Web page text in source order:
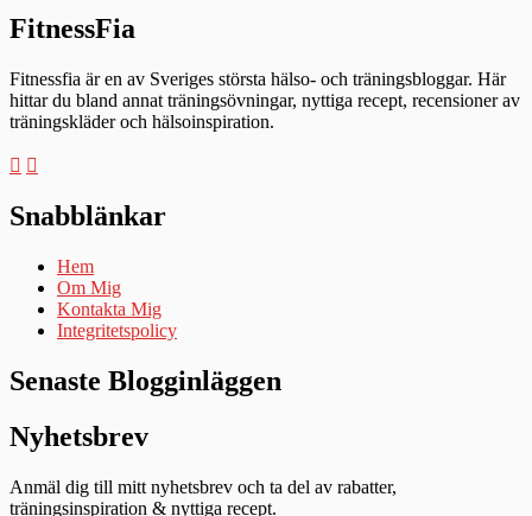
FitnessFia
Fitnessfia är en av Sveriges största hälso- och träningsbloggar. Här
hittar du bland annat träningsövningar, nyttiga recept, recensioner av
träningskläder och hälsoinspiration.
Snabblänkar
Hem
Om Mig
Kontakta Mig
Integritetspolicy
Senaste Blogginläggen
Nyhetsbrev
Anmäl dig till mitt nyhetsbrev och ta del av rabatter,
träningsinspiration & nyttiga recept.